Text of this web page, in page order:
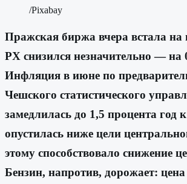
/Pixabay
Пражская биржа вчера встала на
PX снизился незначительно — на
Инфляция в июне по
Чешского статистического
замедлилась до 1,5 процента год
опустилась ниже цели
этому способствовало снижение
Бензин, напротив, дорожает: